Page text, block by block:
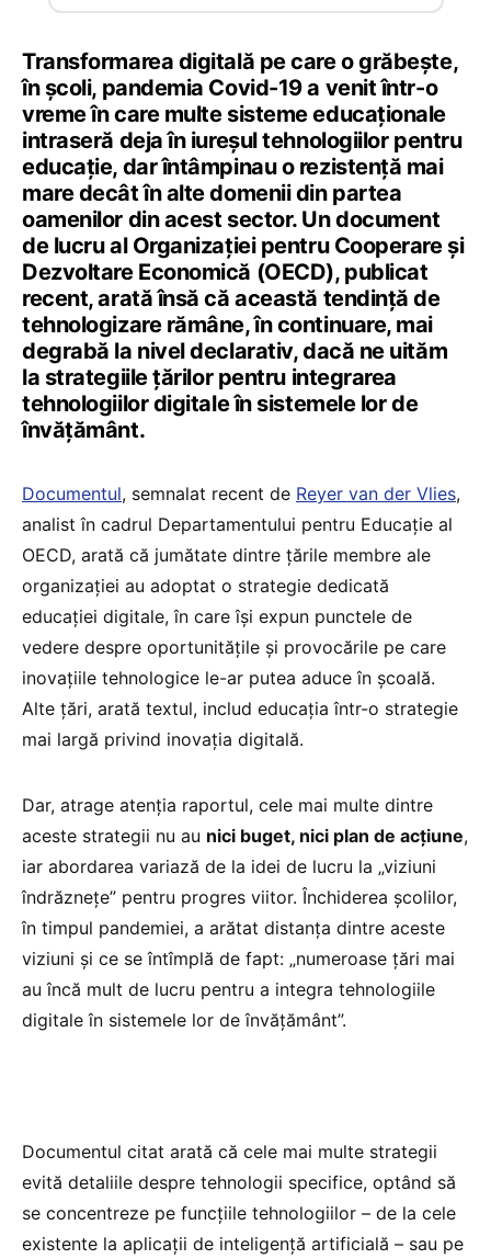
Transformarea digitală pe care o grăbește,
în școli, pandemia Covid-19 a venit într-o
vreme în care multe sisteme educaționale
intraseră deja în iureșul tehnologiilor pentru
educație, dar întâmpinau o rezistență mai
mare decât în alte domenii din partea
oamenilor din acest sector. Un document
de lucru al Organizației pentru Cooperare și
Dezvoltare Economică (OECD), publicat
recent, arată însă că această tendință de
tehnologizare rămâne, în continuare, mai
degrabă la nivel declarativ, dacă ne uităm
la strategiile țărilor pentru integrarea
tehnologiilor digitale în sistemele lor de
învățământ.
Documentul, semnalat recent de Reyer van der Vlies,
analist în cadrul Departamentului pentru Educație al
OECD, arată că jumătate dintre țările membre ale
organizației au adoptat o strategie dedicată
educației digitale, în care își expun punctele de
vedere despre oportunitățile și provocările pe care
inovațiile tehnologice le-ar putea aduce în școală.
Alte țări, arată textul, includ educația într-o strategie
mai largă privind inovația digitală.
Dar, atrage atenția raportul, cele mai multe dintre
aceste strategii nu au nici buget, nici plan de acțiune,
iar abordarea variază de la idei de lucru la „viziuni
îndrăznețe” pentru progres viitor. Închiderea școlilor,
în timpul pandemiei, a arătat distanța dintre aceste
viziuni și ce se întîmplă de fapt: „numeroase țări mai
au încă mult de lucru pentru a integra tehnologiile
digitale în sistemele lor de învățământ”.
Documentul citat arată că cele mai multe strategii
evită detaliile despre tehnologii specifice, optând să
se concentreze pe funcțiile tehnologiilor – de la cele
existente la aplicații de inteligență artificială – sau pe